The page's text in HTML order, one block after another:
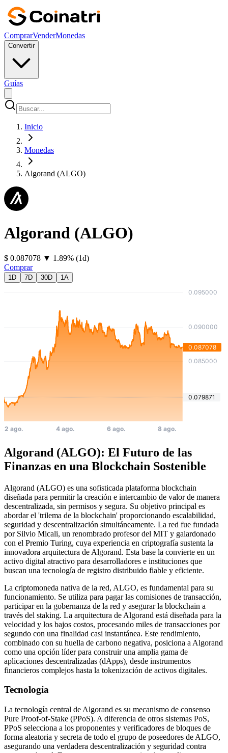
ComprarVenderMonedas
Convertir
Guías
Inicio
Monedas
Algorand (ALGO)
Algorand (ALGO)
⁦$⁩ 0.087078 ▼ 1.89% (1d)
Comprar
1D 7D 30D 1A
Algorand (ALGO): El Futuro de las
Finanzas en una Blockchain Sostenible
Algorand (ALGO) es una sofisticada plataforma blockchain
diseñada para permitir la creación e intercambio de valor de manera
descentralizada, sin permisos y segura. Su objetivo principal es
abordar el 'trilema de la blockchain' proporcionando escalabilidad,
seguridad y descentralización simultáneamente. La red fue fundada
por Silvio Micali, un renombrado profesor del MIT y galardonado
con el Premio Turing, cuya experiencia en criptografía sustenta la
innovadora arquitectura de Algorand. Esta base la convierte en un
activo digital atractivo para desarrolladores e instituciones que
buscan una tecnología de registro distribuido fiable y eficiente.
La criptomoneda nativa de la red, ALGO, es fundamental para su
funcionamiento. Se utiliza para pagar las comisiones de transacción,
participar en la gobernanza de la red y asegurar la blockchain a
través del staking. La arquitectura de Algorand está diseñada para la
velocidad y los bajos costos, procesando miles de transacciones por
segundo con una finalidad casi instantánea. Este rendimiento,
combinado con su huella de carbono negativa, posiciona a Algorand
como una opción líder para construir una amplia gama de
aplicaciones descentralizadas (dApps), desde instrumentos
financieros complejos hasta la tokenización de activos digitales.
Tecnología
La tecnología central de Algorand es su mecanismo de consenso
Pure Proof-of-Stake (PPoS). A diferencia de otros sistemas PoS,
PPoS selecciona a los proponentes y verificadores de bloques de
forma aleatoria y secreta de todo el grupo de poseedores de ALGO,
asegurando una verdadera descentralización y seguridad contra